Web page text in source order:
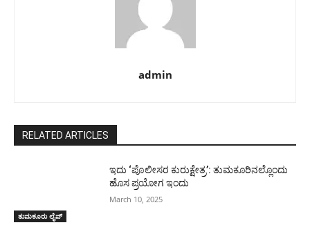
admin
RELATED ARTICLES
ತುಮಕೂರು ಲೈವ್
ಇದು ‘ಪೊಲೀಸರ ಕುರುಕ್ಷೇತ್ರ’: ತುಮಕೂರಿನಲ್ಲೊಂದು
ಹೊಸ ಪ್ರಯೋಗ ಇಂದು
March 10, 2025